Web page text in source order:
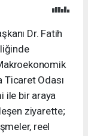
Dr. Fatih
Ticaret Odası
ile bir araya
ziyarette;
reel